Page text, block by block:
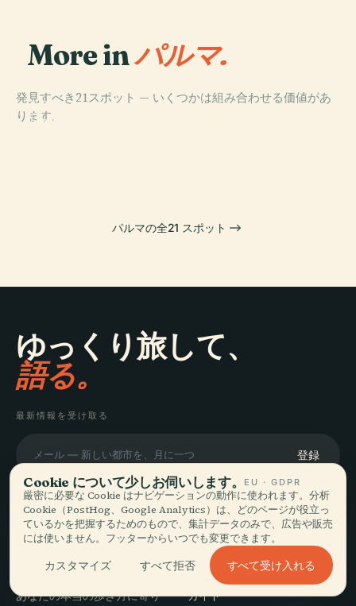
More inパルマ.
発見すべき21スポット — いくつかは組み合わせる価値があ
ります。
PLACE
PLACE
PLACE
スタディオ・エ
パルマの全21 スポット
ゆっくり旅して、
語る。
最新情報を受け取る
登録
Audiala
あなたの本当の歩き方に寄り
目的地
ガイド
Cookie について少しお伺いします。 EU · GDPR
厳密に必要な Cookie はナビゲーションの動作に使われます。分析
Cookie（PostHog、Google Analytics）は、どのページが役立っ
ているかを把握するためのもので、集計データのみで、広告や販売
には使いません。フッターからいつでも変更できます。
カスタマイズ すべて拒否 すべて受け入れる